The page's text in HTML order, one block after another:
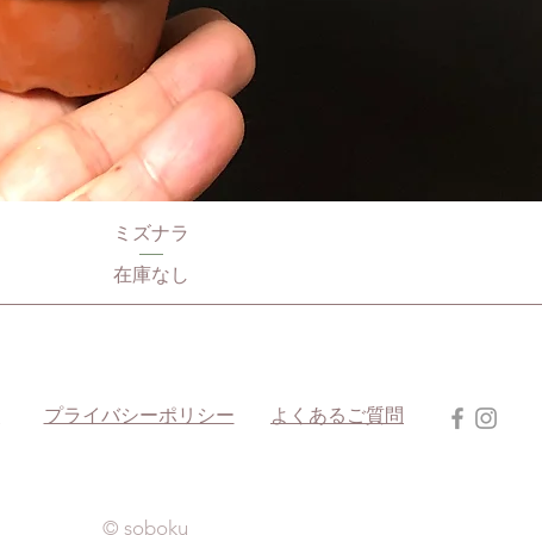
ミズナラ
在庫なし
​プライバシーポリシー よくあるご質問
​© soboku